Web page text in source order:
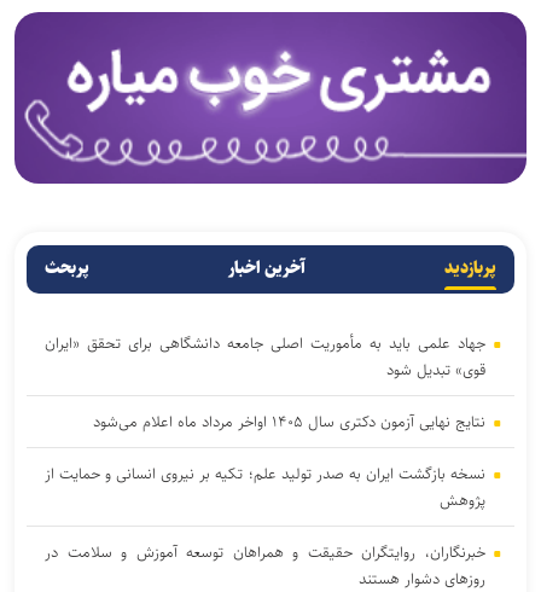
پربازدید آخرین اخبار پربحث
جهاد علمی باید به مأموریت اصلی جامعه دانشگاهی برای تحقق «ایران
قوی» تبدیل شود
نتایج نهایی آزمون دکتری سال ۱۴۰۵ اواخر مرداد ماه اعلام می‌شود
نسخه بازگشت ایران به صدر تولید علم؛ تکیه بر نیروی انسانی و حمایت از
پژوهش
خبرنگاران، روایتگران حقیقت و همراهان توسعه آموزش و سلامت در
روزهای دشوار هستند